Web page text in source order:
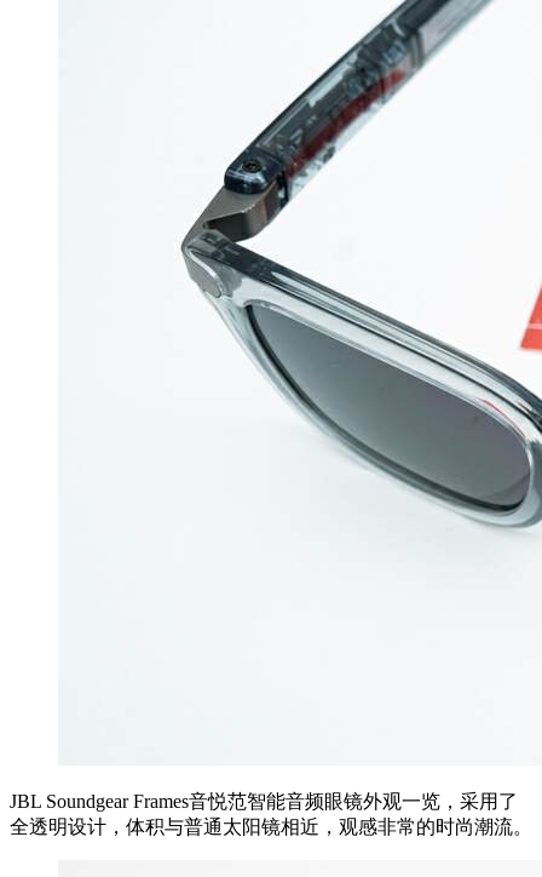
JBL Soundgear Frames音悦范智能音频眼镜外观一览，采用了
全透明设计，体积与普通太阳镜相近，观感非常的时尚潮流。